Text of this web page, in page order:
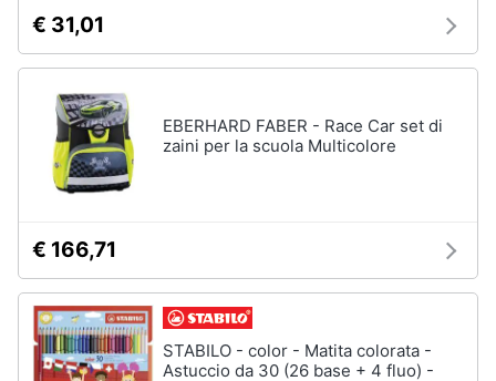
€ 31,01
EBERHARD FABER - Race Car set di
zaini per la scuola Multicolore
€ 166,71
STABILO - color - Matita colorata -
Astuccio da 30 (26 base + 4 fluo) -